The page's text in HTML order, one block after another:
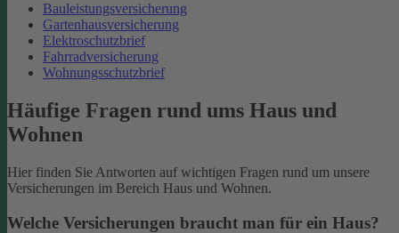
Bauleistungsversicherung
Gartenhausversicherung
Elektroschutzbrief
Fahrradversicherung
Wohnungsschutzbrief
Häufige Fragen rund ums Haus und
Wohnen
Hier finden Sie Antworten auf wichtigen Fragen rund um unsere
Versicherungen im Bereich Haus und Wohnen.
Welche Versicherungen braucht man für ein Haus?